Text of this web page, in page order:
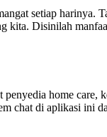
setiap
kita. Disinilah
home
chat di aplikasi